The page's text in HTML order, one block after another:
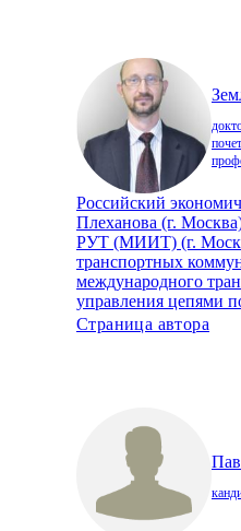
Российский
Плеханова (г.
РУТ (МИИТ) (г.
транспортных
международного
управления цепями
Страница автора